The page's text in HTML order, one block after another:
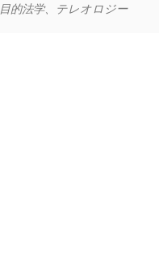
目的法学、 テレオロジー